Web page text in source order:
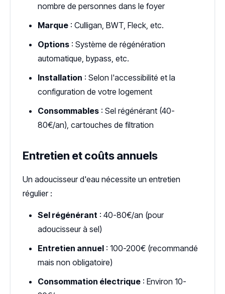
nombre de personnes dans le foyer
Marque : Culligan, BWT, Fleck, etc.
Options : Système de régénération
automatique, bypass, etc.
Installation : Selon l'accessibilité et la
configuration de votre logement
Consommables : Sel régénérant (40-
80€/an), cartouches de filtration
Entretien et coûts annuels
Un adoucisseur d'eau nécessite un entretien
régulier :
Sel régénérant : 40-80€/an (pour
adoucisseur à sel)
Entretien annuel : 100-200€ (recommandé
mais non obligatoire)
Consommation électrique : Environ 10-